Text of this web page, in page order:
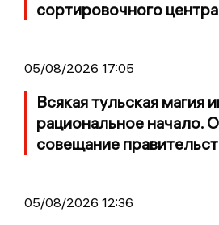
сортировочного
05/08/2026 17:05
Всякая тульская магия
рациональное начало.
совещание
05/08/2026 12:36